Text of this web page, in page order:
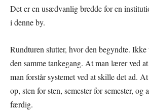
Det er en usædvanlig bredde for en
i denne by.
Rundturen slutter, hvor den begyndte.
den samme tankegang. At man lærer ved
man forstår systemet ved at skille det ad.
op, sten for sten, semester for semester, og
færdig.